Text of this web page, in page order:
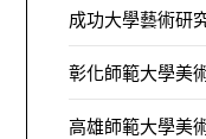
成功大學藝術研
彰化師範大學美
高雄師範大學美